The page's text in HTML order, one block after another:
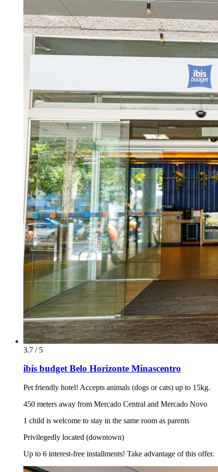
3.7 / 5
ibis budget Belo Horizonte Minascentro
Pet friendly hotel! Accepts animals (dogs or cats) up to 15kg.
450 meters away from Mercado Central and Mercado Novo
1 child is welcome to stay in the same room as parents
Privilegedly located (downtown)
Up to 6 interest-free installments! Take advantage of this offer.